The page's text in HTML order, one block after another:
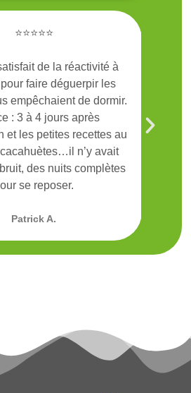
⭐⭐⭐⭐⭐
de la réactivité à
faire déguerpir les
empêchaient de dormir.
: 3 à 4 jours après
et les petites recettes au
n’y avait
des nuits complètes
se reposer.
Patrick A.